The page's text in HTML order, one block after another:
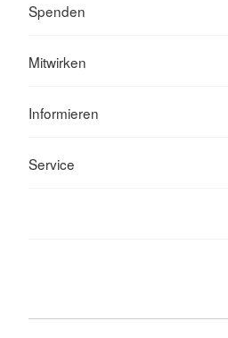
Spenden
Mitwirken
Informieren
Service